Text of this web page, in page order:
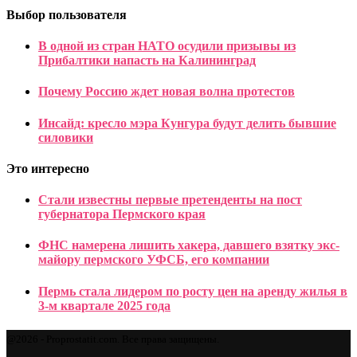
Выбор пользователя
В одной из стран НАТО осудили призывы из
Прибалтики напасть на Калининград
Почему Россию ждет новая волна протестов
Инсайд: кресло мэра Кунгура будут делить бывшие
силовики
Это интересно
Стали известны первые претенденты на пост
губернатора Пермского края
ФНС намерена лишить хакера, давшего взятку экс-
майору пермского УФСБ, его компании
Пермь стала лидером по росту цен на аренду жилья в
3-м квартале 2025 года